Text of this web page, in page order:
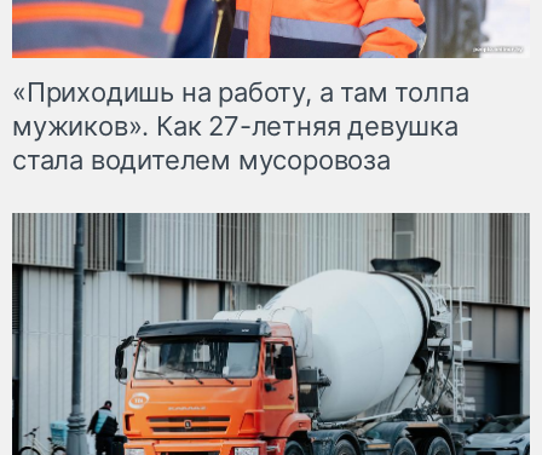
«Приходишь на работу, а там толпа
мужиков». Как 27-летняя девушка
стала водителем мусоровоза